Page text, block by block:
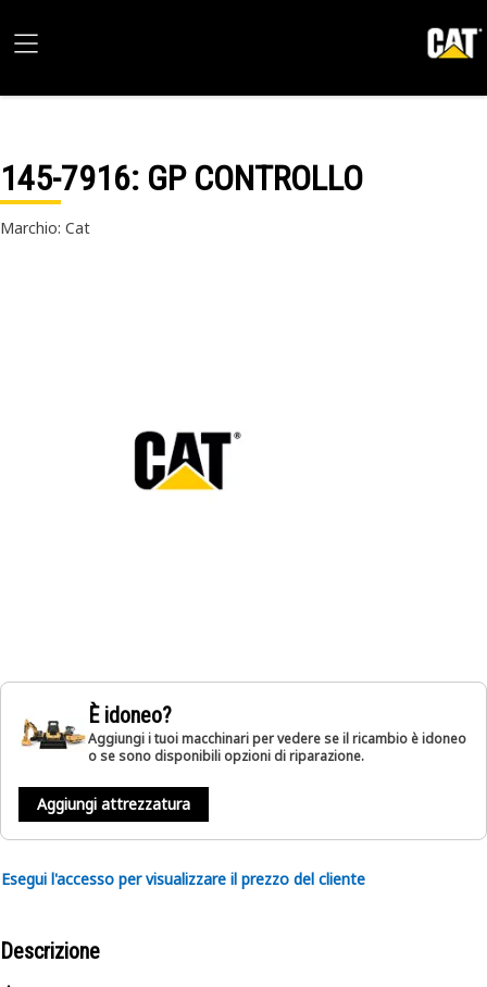
145-7916: GP CONTROLLO
Marchio: Cat
È idoneo?
Aggiungi i tuoi macchinari per vedere se il ricambio è idoneo
o se sono disponibili opzioni di riparazione.
Aggiungi attrezzatura
Esegui l'accesso per visualizzare il prezzo del cliente
Descrizione